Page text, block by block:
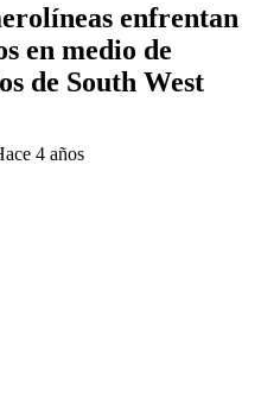
enfrentan
en medio de
de South West
4 años